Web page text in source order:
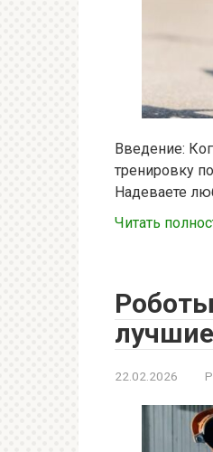
Введение:
тренировку
Надеваете
Читать
22.02.2026